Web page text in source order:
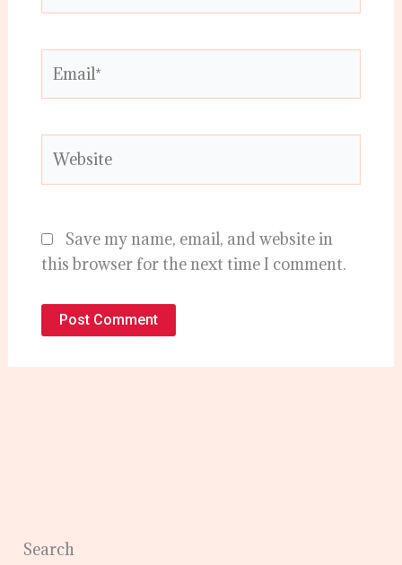
Save my name, email, and website in
this browser for the next time I comment.
Search